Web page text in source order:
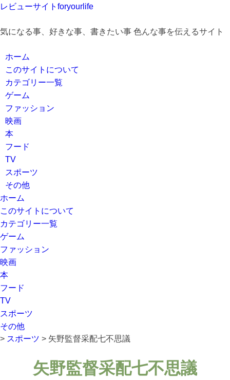
レビューサイトforyourlife
気になる事、好きな事、書きたい事 色んな事を伝えるサイト
ホーム
このサイトについて
カテゴリー一覧
ゲーム
ファッション
映画
本
フード
TV
スポーツ
その他
ホーム
このサイトについて
カテゴリー一覧
ゲーム
ファッション
映画
本
フード
TV
スポーツ
その他
> スポーツ > 矢野監督采配七不思議
矢野監督采配七不思議